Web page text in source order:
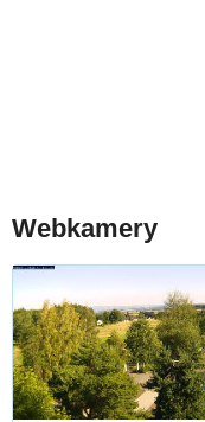
Webkamery